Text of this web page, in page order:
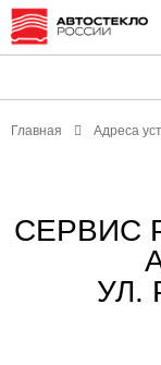
Главная Адреса
СЕРВИС
УЛ.